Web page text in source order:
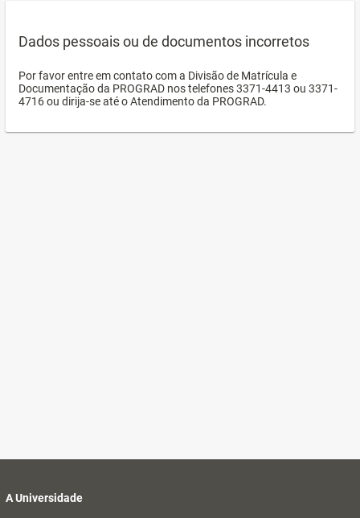
Dados pessoais ou de documentos incorretos
Por favor entre em contato com a Divisão de Matrícula e
Documentação da PROGRAD nos telefones 3371-4413 ou 3371-
4716 ou dirija-se até o Atendimento da PROGRAD.
A Universidade